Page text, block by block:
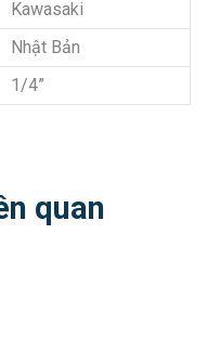
Kawasaki
Nhật Bản
1/4”
quan